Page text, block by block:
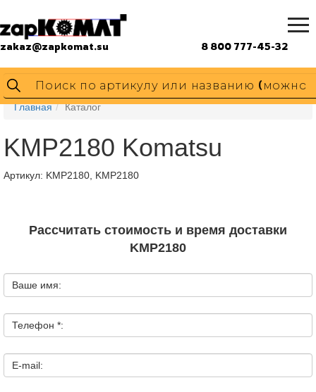
zakaz@zapkomat.su 8 800 777-45-32
Главная Каталог
KMP2180 Komatsu
Артикул: KMP2180, KMP2180
Рассчитать стоимость и время доставки
KMP2180
Ваше имя:
Телефон *:
E-mail: